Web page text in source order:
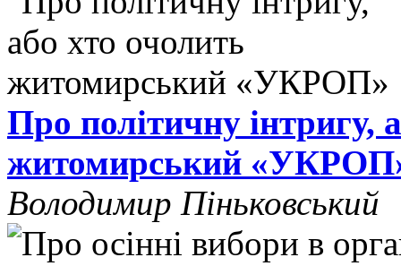
Про політичну інтригу,
житомирський
Володимир Піньковський